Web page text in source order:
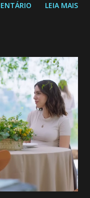
(Camila
que realmente
as suas energias a
e se orgulhando de
na
muito alegre, é
criativa e
amiga. Pode ser
fazer algo.
inseminada por eng...
LEIA MAIS